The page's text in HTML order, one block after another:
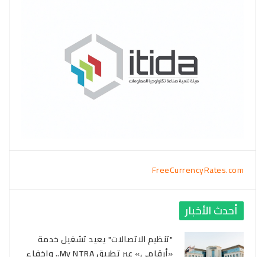
FreeCurrencyRates.com
أحدث الأخبار
"تنظيم الاتصالات" يعيد تشغيل خدمة
«أرقامي» عبر تطبيق My NTRA.. وإخفاء